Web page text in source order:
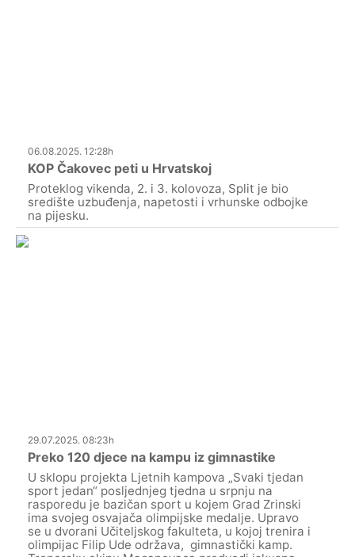
06.08.2025. 12:28h
KOP Čakovec peti u Hrvatskoj
Proteklog vikenda, 2. i 3. kolovoza, Split je bio
središte uzbuđenja, napetosti i vrhunske odbojke
na pijesku.
29.07.2025. 08:23h
Preko 120 djece na kampu iz gimnastike
U sklopu projekta Ljetnih kampova „Svaki tjedan
sport jedan“ posljednjeg tjedna u srpnju na
rasporedu je bazičan sport u kojem Grad Zrinski
ima svojeg osvajača olimpijske medalje. Upravo
se u dvorani Učiteljskog fakulteta, u kojoj trenira i
olimpijac Filip Ude održava, gimnastički kamp.